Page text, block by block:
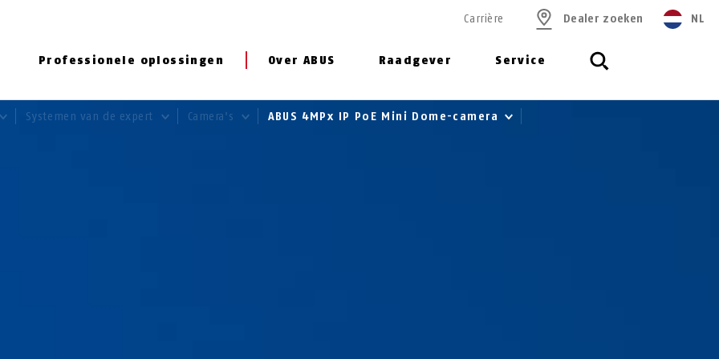
Professionele oplossingen Over ABUS Raadgever Service
Carrière Dealer zoeken NL
Systemen van de expert Camera's ABUS 4MPx IP PoE Mini Dome-camera